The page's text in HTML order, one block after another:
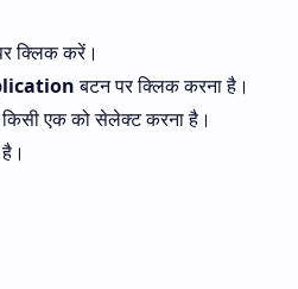
क्लिक करें।
बटन पर क्लिक करना है।
एक को सेलेक्ट करना है।